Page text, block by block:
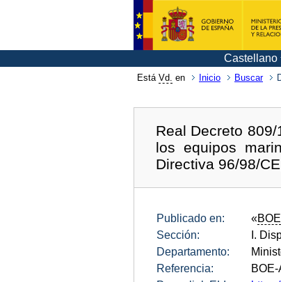
Castellano
Está Vd. en Inicio Buscar
Real Decreto
los equipos
Directiva 96/98/
Publicado en: «BOE
Sección:
I.
Departamento:
Referencia: